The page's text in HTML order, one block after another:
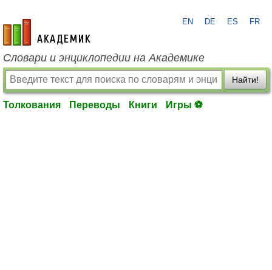
academic.ru
EN DE ES FR
Словари и энциклопедии на Академике
Найти!
Толкования Переводы Книги Игры ⚽